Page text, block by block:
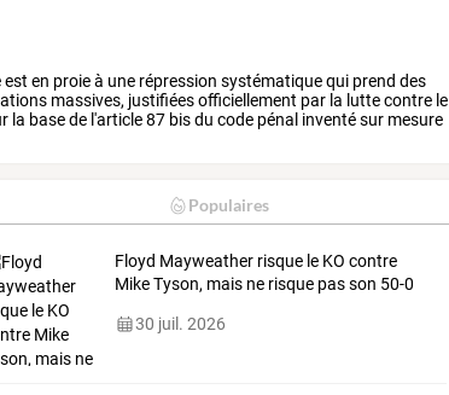
est en proieà une répression systématiquequi prend des
massives, justifiéesofficiellement par la luttecontre le
la basede l'article87 bisdu code pénal inventésur mesure
Populaires
Floyd Mayweather risque le KO contre
Mike Tyson, mais ne risque pas son 50-0
30 juil. 2026